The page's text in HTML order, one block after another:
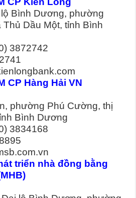
Bình Dương, phường
Thủ Dầu Một, tỉnh Bình
3872742
CP Hàng Hải VN
phường Phú Cường, thị
Bình Dương
3834168
triển nhà đồng bằng